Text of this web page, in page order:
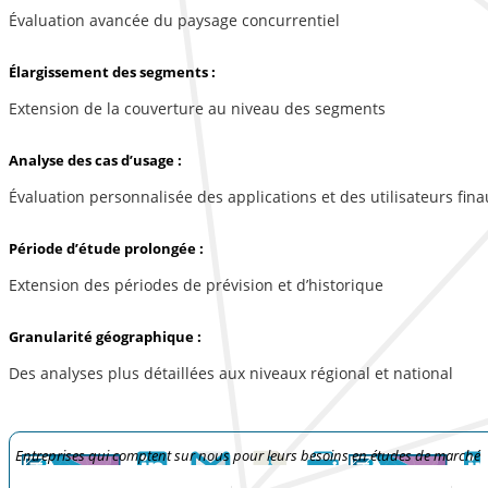
Évaluation avancée du paysage concurrentiel
Élargissement des segments :
Extension de la couverture au niveau des segments
Analyse des cas d’usage :
Évaluation personnalisée des applications et des utilisateurs
Période d’étude prolongée :
Extension des périodes de prévision et d’historique
Granularité géographique :
Des analyses plus détaillées aux niveaux régional et national
Entreprises qui comptent sur nous pour leurs besoins en études de marché